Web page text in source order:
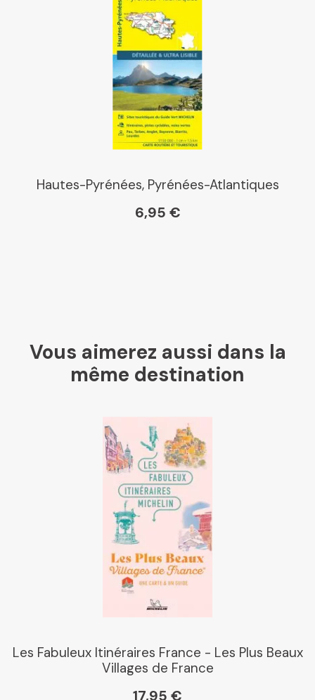
Hautes-Pyrénées, Pyrénées-Atlantiques
6,95 €
Vous aimerez aussi dans la
même destination
Les Fabuleux Itinéraires France - Les Plus Beaux
Villages de France
17,95 €